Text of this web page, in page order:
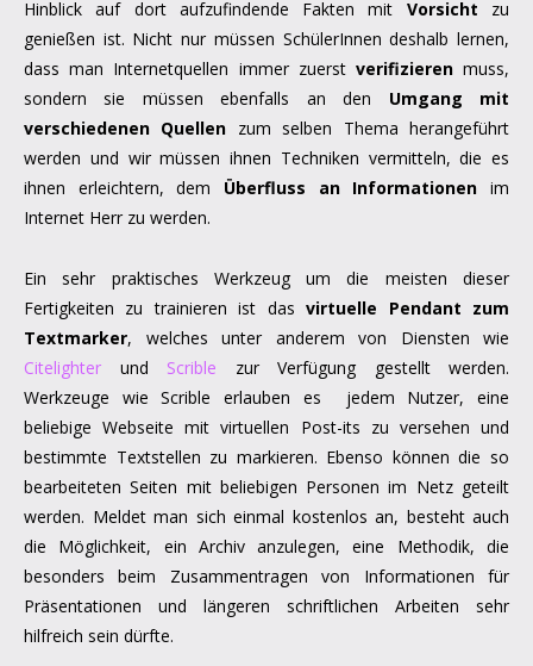
Hinblick auf dort aufzufindende Fakten mit Vorsicht zu
genießen ist. Nicht nur müssen SchülerInnen deshalb lernen,
dass man Internetquellen immer zuerst verifizierenmuss,
sondern sie müssen ebenfalls an den Umgang mit
verschiedenen Quellen zum selben Thema herangeführt
werden und wir müssen ihnen Techniken vermitteln, die es
ihnen erleichtern, dem Überfluss an Informationen im
Internet Herr zu werden.
Ein sehr praktisches Werkzeug um die meisten dieser
Fertigkeiten zu trainieren ist dasvirtuelle Pendant zum
Textmarker, welches unter anderem von Diensten wie
Citelighter und Scrible zur Verfügung gestellt werden.
Werkzeuge wie Scrible erlauben es jedem Nutzer, eine
beliebige Webseite mit virtuellen Post-its zu versehen und
bestimmte Textstellen zu markieren. Ebenso können die so
bearbeiteten Seiten mit beliebigen Personen im Netz geteilt
werden. Meldet man sich einmal kostenlos an, besteht auch
die Möglichkeit, ein Archiv anzulegen, eine Methodik, die
besonders beim Zusammentragen von Informationen für
Präsentationen und längeren schriftlichen Arbeiten sehr
hilfreich sein dürfte.